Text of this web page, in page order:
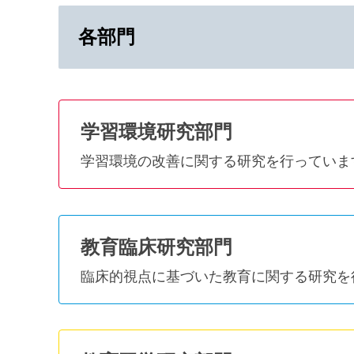
各部門
学習環境研究部門
学習環境の改善に関する研究を行っていま
教育臨床研究部門
臨床的視点に基づいた教育に関する研究を